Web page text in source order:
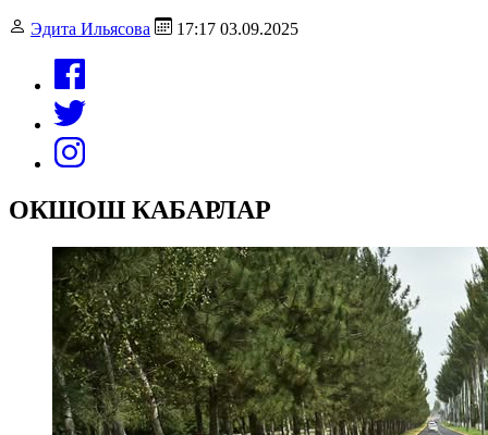
Эдита Ильясова 17:17 03.09.2025
ОКШОШ КАБАРЛАР